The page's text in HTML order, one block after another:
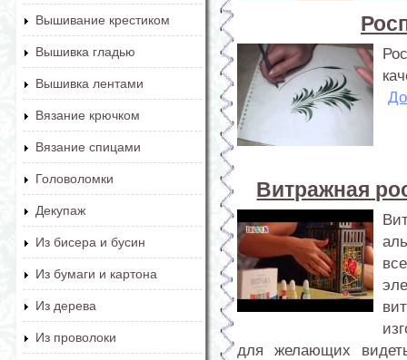
Вышивание крестиком
Вышивка гладью
Вышивка лентами
Вязание крючком
Вязание спицами
Головоломки
Декупаж
Из бисера и бусин
Из бумаги и картона
Из дерева
Из проволоки
Витражная
для желающих